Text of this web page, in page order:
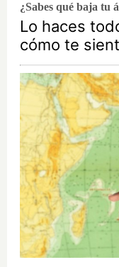
¿Sabes qué baja tu
Lo haces
cómo te